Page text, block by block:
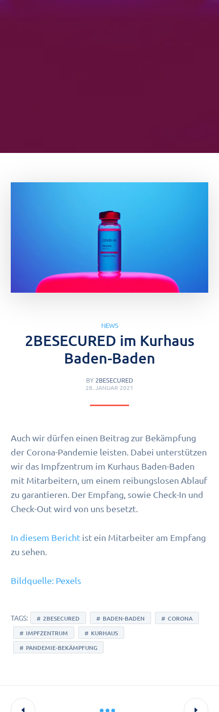
NEWS
2BESECURED im Kurhaus
Baden-Baden
BY 2BESECURED
28. JANUAR 2021
Auch wir dürfen einen Beitrag zur Bekämpfung
der Corona-Pandemie leisten. Dabei unterstützen
wir das Impfzentrum im Kurhaus Baden-Baden
mit Mitarbeitern, um einem reibungslosen Ablauf
zu garantieren. Der Empfang, sowie Check-In und
Check-Out wird von uns besetzt.
In diesem Bericht ist ein Mitarbeiter am Empfang
zu sehen.
Bildquelle: Pexels
TAGS: 2BESECURED BADEN-BADEN
CORONA
IMPFZENTRUM
KURHAUS
PANDEMIE-BEKÄMPFUNG